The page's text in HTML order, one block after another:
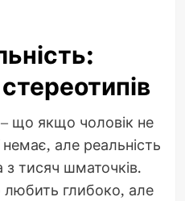
що якщо чоловік не
але реальність
з тисяч шматочків.
любить глибоко, але